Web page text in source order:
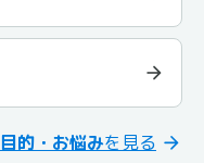
目的・お悩みを見る